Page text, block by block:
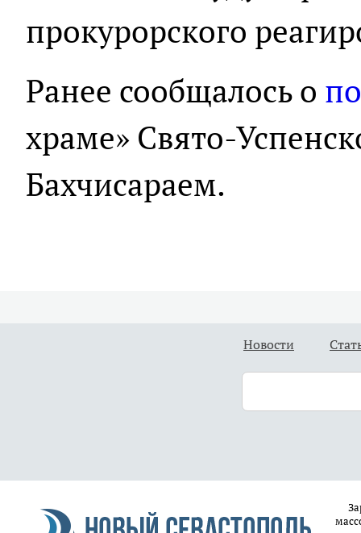
прокурорского
Ранее сообщалось о
храме» Свято-
Бахчисараем.
Новости